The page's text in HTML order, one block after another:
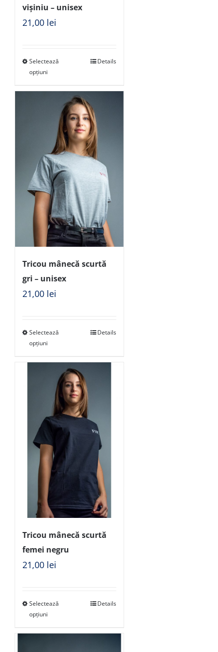
vișiniu – unisex
21,00 lei
Selectează
opțiuni
Details
Tricou mânecă scurtă
gri – unisex
21,00 lei
Selectează
opțiuni
Details
Tricou mânecă scurtă
femei negru
21,00 lei
Selectează
opțiuni
Details